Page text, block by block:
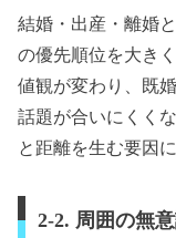
結婚・出産・離婚
の優先順位を大き
値観が変わり、既
話題が合いにくく
と距離を生む要因
2-2. 周囲の無